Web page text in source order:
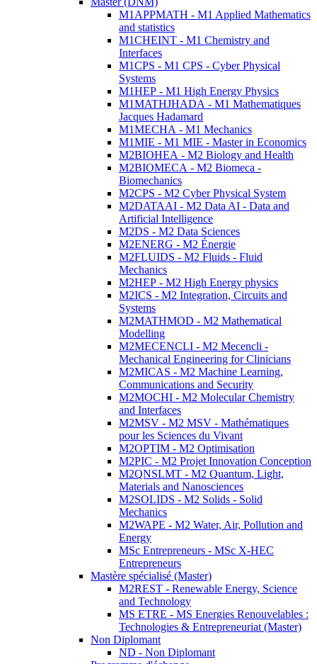
M1APPMATH - M1 Applied Mathematics
and statistics
M1CHEINT - M1 Chemistry and
Interfaces
M1CPS - M1 CPS - Cyber Physical
Systems
M1HEP - M1 High Energy Physics
M1MATHJHADA - M1 Mathematiques
Jacques Hadamard
M1MECHA - M1 Mechanics
M1MIE - M1 MIE - Master in Economics
M2BIOHEA - M2 Biology and Health
M2BIOMECA - M2 Biomeca -
Biomechanics
M2CPS - M2 Cyber Physical System
M2DATAAI - M2 Data AI - Data and
Artificial Intelligence
M2DS - M2 Data Sciences
M2ENERG - M2 Énergie
M2FLUIDS - M2 Fluids - Fluid
Mechanics
M2HEP - M2 High Energy physics
M2ICS - M2 Integration, Circuits and
Systems
M2MATHMOD - M2 Mathematical
Modelling
M2MECENCLI - M2 Mecencli -
Mechanical Engineering for Clinicians
M2MICAS - M2 Machine Learning,
Communications and Security
M2MOCHI - M2 Molecular Chemistry
and Interfaces
M2MSV - M2 MSV - Mathématiques
pour les Sciences du Vivant
M2OPTIM - M2 Optimisation
M2PIC - M2 Projet Innovation Conception
M2QNSLMT - M2 Quantum, Light,
Materials and Nanosciences
M2SOLIDS - M2 Solids - Solid
Mechanics
M2WAPE - M2 Water, Air, Pollution and
Energy
MSc Entrepreneurs - MSc X-HEC
Entrepreneurs
Mastère spécialisé (Master)
M2REST - Renewable Energy, Science
and Technology
MS ETRE - MS Energies Renouvelables :
Technologies & Entrepreneuriat (Master)
Non Diplomant
ND - Non Diplomant